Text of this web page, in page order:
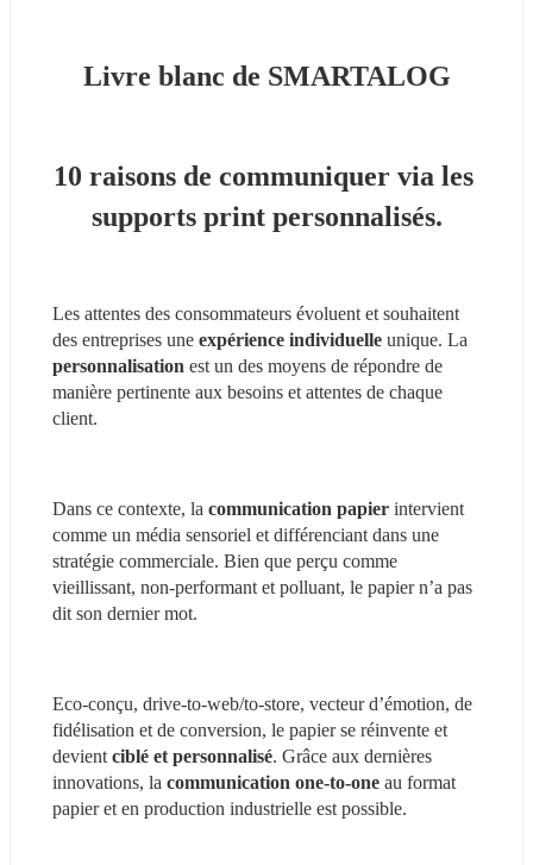
Livre blanc de SMARTALOG
10 raisons de communiquer via les
supports print personnalisés.
Les attentes des consommateurs évoluent et souhaitent
des entreprises une expérience individuelle
personnalisation est un des moyens de répondre de
manière pertinente aux besoins et attentes de chaque
client.
Dans ce contexte, la communication papier intervient
comme un média sensoriel et différenciant dans une
stratégie commerciale. Bien que perçu comme
vieillissant, non-performant et polluant, le papier n’a pas
dit son dernier mot.
Eco-conçu, drive-to-web/to-store, vecteur d’émotion, de
fidélisation et de conversion, le papier se réinvente et
devient ciblé et personnalisé. Grâce aux dernières
innovations, la communication one-to-one au format
papier et en production industrielle est possible.